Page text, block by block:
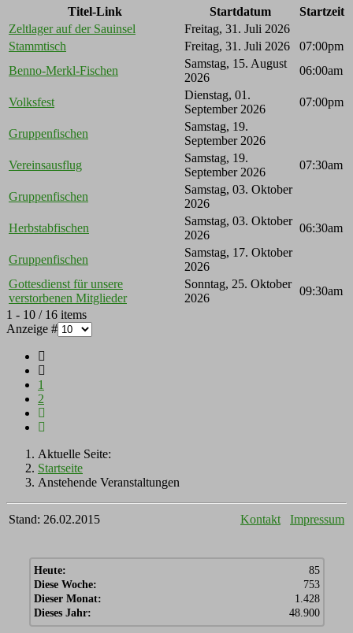
Titel-Link Startdatum
Startzeit
Zeltlager auf der Sauinsel
Freitag, 31. Juli 2026
Stammtisch
Freitag, 31. Juli 2026
07:00pm
Benno-Merkl-Fischen
Samstag, 15. August
2026
06:00am
Volksfest
Dienstag, 01.
September 2026
07:00pm
Gruppenfischen
Samstag, 19.
September 2026
Vereinsausflug
Samstag, 19.
September 2026
07:30am
Gruppenfischen
Samstag, 03. Oktober
2026
Herbstabfischen
Samstag, 03. Oktober
2026
06:30am
Gruppenfischen
Samstag, 17. Oktober
2026
Gottesdienst für unsere
verstorbenen Mitglieder
Sonntag, 25. Oktober
2026
09:30am
Limite der Paginierungsliste
1 - 10 / 16 items
Anzeige #
1
2
Aktuelle Seite:
Startseite
Anstehende Veranstaltungen
Stand: 26.02.2015 Kontakt Impressum
Heute:
85
Diese Woche:
753
Dieser Monat:
1.428
Dieses Jahr:
48.900